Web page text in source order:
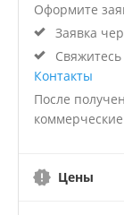
Оформите
Заявка
Контакты
После
Цены